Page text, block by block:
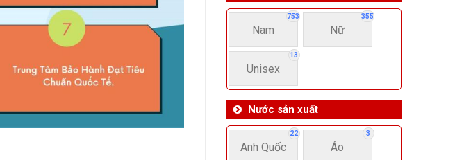
753
Nam
355
Nữ
13
Unisex
Nước sản xuất
22
Anh Quốc
3
Áo